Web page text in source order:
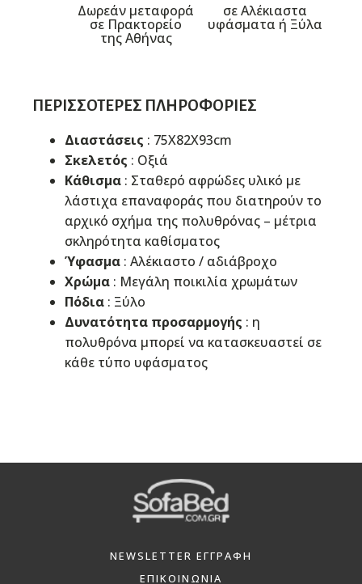
Δωρεάν μεταφορά
σε Πρακτορείο
της Αθήνας
σε Αλέκιαστα
υφάσματα ή Ξύλα
ΠΕΡΙΣΣΌΤΕΡΕΣ ΠΛΗΡΟΦΟΡΊΕΣ
Διαστάσεις : 75X82X93cm
Σκελετός : Οξιά
Κάθισμα : Σταθερό αφρώδες υλικό με
λάστιχα επαναφοράς που διατηρούν το
αρχικό σχήμα της πολυθρόνας – μέτρια
σκληρότητα καθίσματος
Ύφασμα : Αλέκιαστo / αδιάβροχo
Χρώμα : Μεγάλη ποικιλία χρωμάτων
Πόδια : Ξύλο
Δυνατότητα προσαρμογής : η
πολυθρόνα μπορεί να κατασκευαστεί σε
κάθε τύπο υφάσματος
NEWSLETTER ΕΓΓΡΑΦΗ
ΕΠΙΚΟΙΝΩΝΙΑ